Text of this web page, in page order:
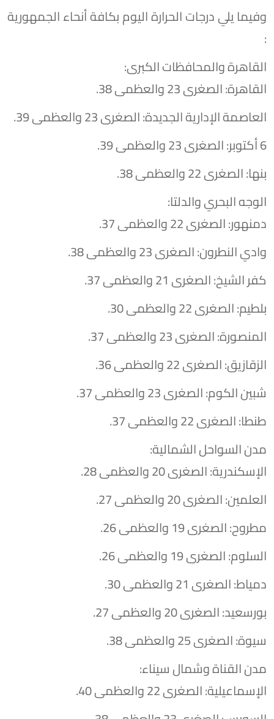
وفيما يلي درجات الحرارة اليوم بكافة أنحاء الجمهورية
:
القاهرة والمحافظات الكبرى:
​القاهرة: الصغرى 23 والعظمى 38.
​العاصمة الإدارية الجديدة: الصغرى 23 والعظمى 39.
​6 أكتوبر: الصغرى 23 والعظمى 39.
​بنها: الصغرى 22 والعظمى 38.
​الوجه البحري والدلتا:
​دمنهور: الصغرى 22 والعظمى 37.
​وادي النطرون: الصغرى 23 والعظمى 38.
​كفر الشيخ: الصغرى 21 والعظمى 37.
​بلطيم: الصغرى 22 والعظمى 30.
​المنصورة: الصغرى 23 والعظمى 37.
​الزقازيق: الصغرى 22 والعظمى 36.
​شبين الكوم: الصغرى 23 والعظمى 37.
​طنطا: الصغرى 22 والعظمى 37.
​مدن السواحل الشمالية:
​الإسكندرية: الصغرى 20 والعظمى 28.
​العلمين: الصغرى 20 والعظمى 27.
​مطروح: الصغرى 19 والعظمى 26.
​السلوم: الصغرى 19 والعظمى 26.
​دمياط: الصغرى 21 والعظمى 30.
​بورسعيد: الصغرى 20 والعظمى 27.
​سيوة: الصغرى 25 والعظمى 38.
​مدن القناة وشمال سيناء:
​الإسماعيلية: الصغرى 22 والعظمى 40.